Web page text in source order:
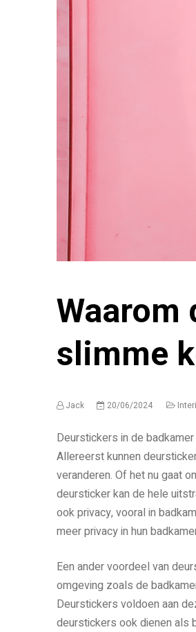
Waarom
slimme
Jack 20/06/2024
Deurstickers in de
Allereerst kunnen
veranderen. Of het nu gaat
deursticker kan de hele
ook privacy, vooral in
meer privacy in hun
Een ander voordeel van
omgeving zoals de
Deurstickers voldoen aan
deurstickers ook dienen als